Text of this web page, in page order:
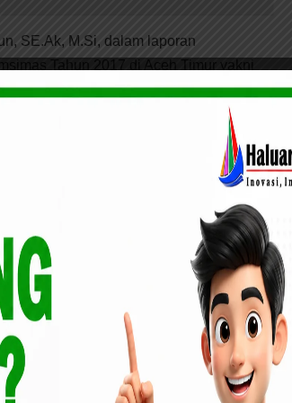
SE.Ak, M.Si, dalam laporan
Tahun 2017 di Aceh Timur yakni
A (Banda Alam), Alue Gadeng (Birem
kecamatan dalam Kab. Aceh Timur,”
disana benar-benar bermanfaat
Silaturahmi di Batang Cenaku
Firdaus-Rusli Komit Dukung
Pendidikan Islam